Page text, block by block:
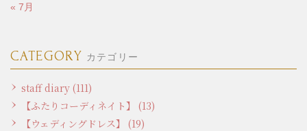
« 7月
CATEGORY カテゴリー
staff diary (111)
【ふたりコーディネイト】 (13)
【ウェディングドレス】 (19)